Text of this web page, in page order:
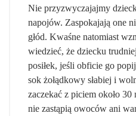
Nie przyzwyczajajmy
napojów. Zaspokajają one
głód. Kwaśne natomiast
wiedzieć, że dziecku
posiłek, jeśli obficie go
sok żołądkowy słabiej i
zaczekać z piciem około
nie zastąpią owoców ani